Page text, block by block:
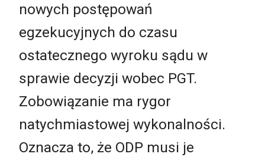
nowych postępowań
egzekucyjnych do czasu
ostatecznego wyroku sądu w
sprawie decyzji wobec PGT.
Zobowiązanie ma rygor
natychmiastowej wykonalności.
Oznacza to, że ODP musi je